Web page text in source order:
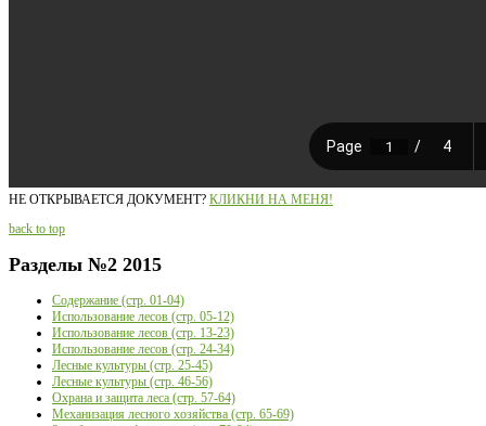
НЕ ОТКРЫВАЕТСЯ ДОКУМЕНТ? КЛИКНИ НА МЕНЯ!
back to top
Разделы №2 2015
Содержание (стр. 01-04)
Использование лесов (стр. 05-12)
Использование лесов (стр. 13-23)
Использование лесов (стр. 24-34)
Лесные культуры (стр. 25-45)
Лесные культуры (стр. 46-56)
Охрана и защита леса (стр. 57-64)
Механизация лесного хозяйства (стр. 65-69)